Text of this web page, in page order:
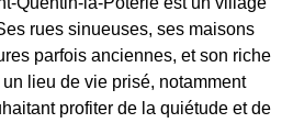
rues sinueuses, ses maisons
parfois anciennes, et son riche
lieu de vie prisé, notamment
profiter de la quiétude et de